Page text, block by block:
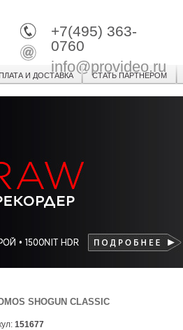
+7(495) 363-
0760
info@provideo.ru
И ДОСТАВКА СТАТЬ ПАРТНЕРОМ
SHOGUN CLASSIC
151677